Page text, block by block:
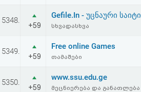
და
პასუხისმგებლობის
5348.
+59
Gefile.In - უცნაური საიტი
სხვადასხვა
5349.
+59
Free online Games
თამაშები
5350.
+59
www.ssu.edu.ge
მეცნიერება და განათლება